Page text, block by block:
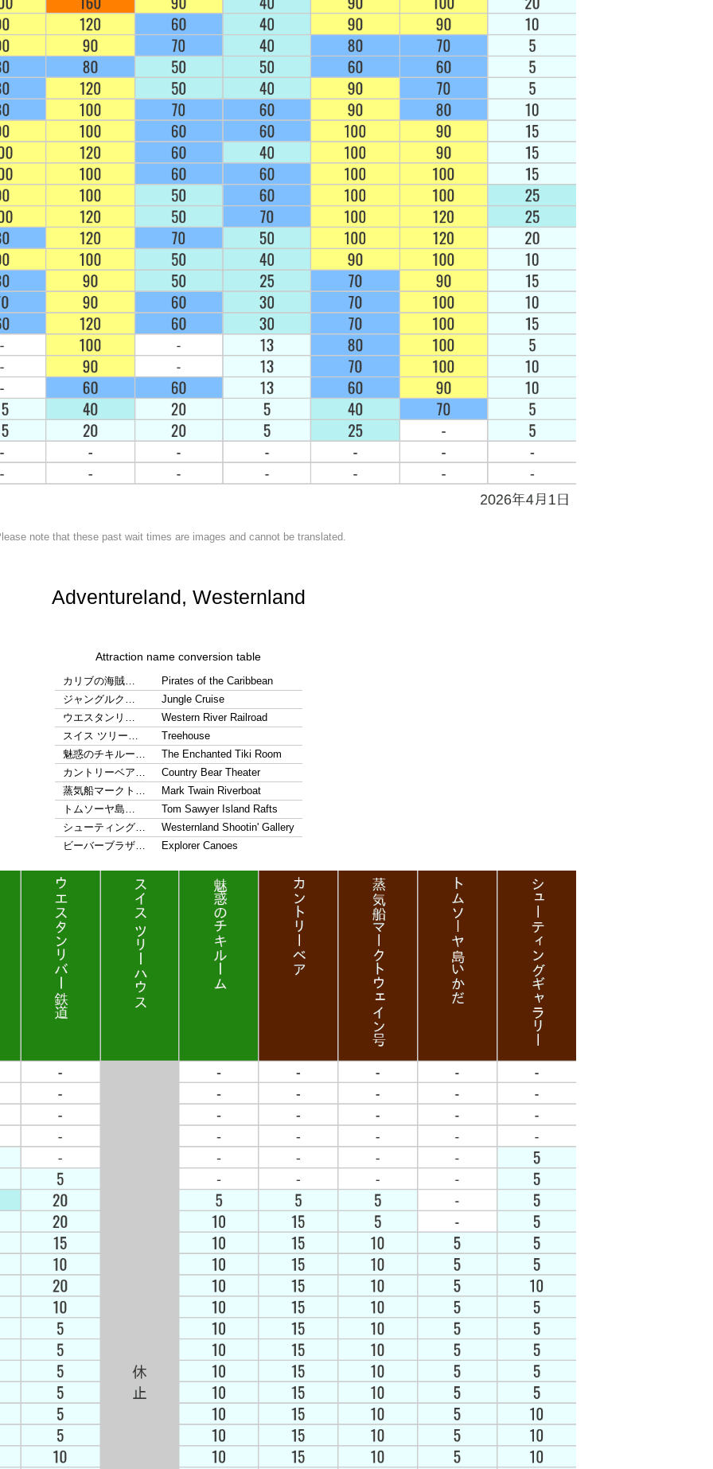
note that these past wait times are images and cannot be translated.
Adventureland, Westernland
Attraction name conversion table
カリブの海賊…
Pirates of the Caribbean
ジャングルク…
Jungle Cruise
ウエスタンリ…
Western River Railroad
スイス ツリー…
Treehouse
魅惑のチキルー…
The Enchanted Tiki Room
カントリーベア…
Country Bear Theater
蒸気船マークト…
Mark Twain Riverboat
トムソーヤ島…
Tom Sawyer Island Rafts
シューティング…
Westernland Shootin' Gallery
ビーバーブラザ…
Explorer Canoes